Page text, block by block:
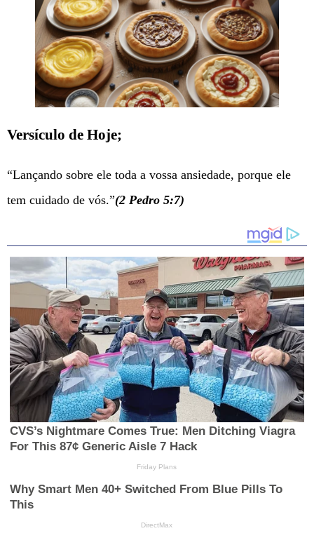
Versículo de Hoje;
“Lançando sobre ele toda a vossa ansiedade, porque ele
tem cuidado de vós.”(2 Pedro 5:7)